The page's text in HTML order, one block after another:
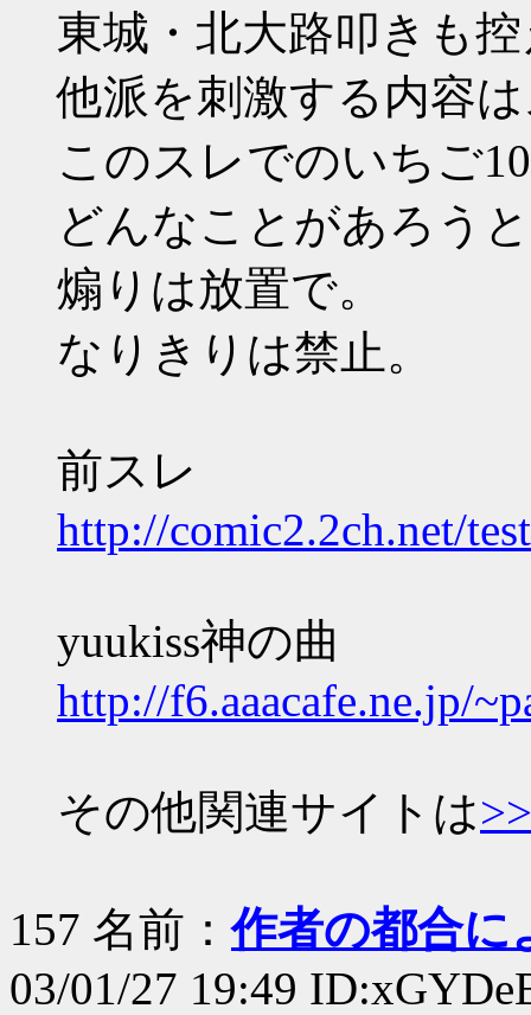
東城・北大路叩きも
他派を刺激する内容
このスレでのいちご
どんなことがあろう
煽りは放置で。
なりきりは禁止。
前スレ
http://comic2.2ch.net/
yuukiss神の曲
http://f6.aaacafe.ne.jp/
その他関連サイトは
157 名前：作者の都合に
03/01/27 19:49